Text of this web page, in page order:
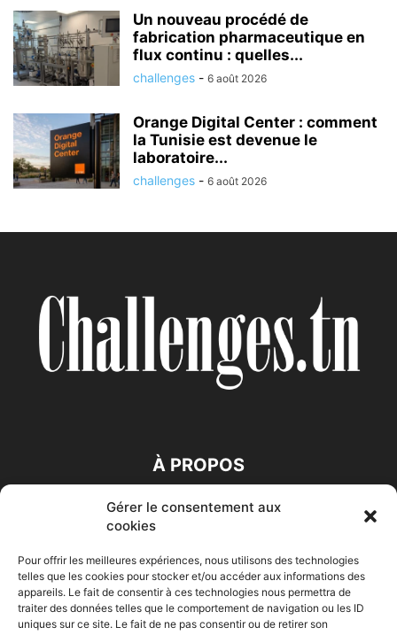
Gérer le consentement aux
cookies
Pour offrir les meilleures expériences, nous utilisons des technologies
telles que les cookies pour stocker et/ou accéder aux informations des
appareils. Le fait de consentir à ces technologies nous permettra de
traiter des données telles que le comportement de navigation ou les ID
uniques sur ce site. Le fait de ne pas consentir ou de retirer son
Un nouveau procédé de
fabrication pharmaceutique en
flux continu : quelles...
challenges - 6 août 2026
Orange Digital Center : comment
la Tunisie est devenue le
laboratoire...
challenges - 6 août 2026
À PROPOS
SUIVEZ NOUS